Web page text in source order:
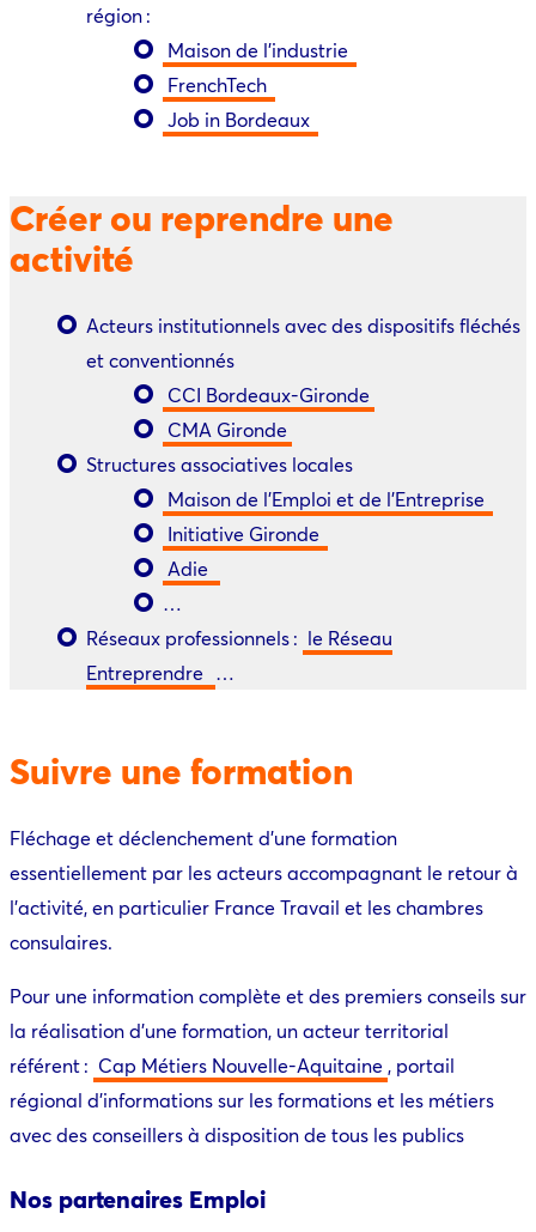
région :
Maison de l’industrie
FrenchTech
Job in Bordeaux
Créer ou reprendre une
activité
Acteurs institutionnels avec des dispositifs fléchés
et conventionnés
CCI Bordeaux-Gironde
CMA Gironde
Structures associatives locales
Maison de l’Emploi et de l’Entreprise
Initiative Gironde
Adie
…
Réseaux professionnels : le Réseau
Entreprendre …
Suivre une formation
Fléchage et déclenchement d’une formation
essentiellement par les acteurs accompagnant le retour à
l’activité, en particulier France Travail et les chambres
consulaires.
Pour une information complète et des premiers conseils sur
la réalisation d’une formation, un acteur territorial
référent : Cap Métiers Nouvelle-Aquitaine , portail
régional d’informations sur les formations et les métiers
avec des conseillers à disposition de tous les publics
Nos partenaires Emploi